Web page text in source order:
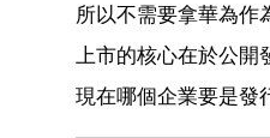
所以不需要拿華為作
上市的核心在於公
現在哪個企業要是發